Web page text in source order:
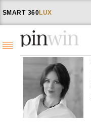
SMART 360LUX